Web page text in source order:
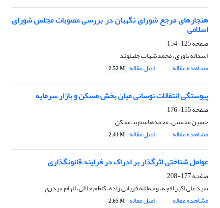
هنجارهای مرجع شورای نگهبان در بررسی مصوبات مجلس شورای
اسلامی
صفحه125-154
اسداله یاوری، محمدشهاب جلیلوند
مشاهده مقاله
اصل مقاله 2.52 M
پیوستگی انتقالات نوسانی میان بخش مسکن و بازار سرمایه
صفحه155-176
حسین محسنی، محمدهاشم بت‌شکن
مشاهده مقاله
اصل مقاله 2.41 M
عوامل شناختی اثرگذار بر ادراک در فرایند قانونگذاری
صفحه177-208
سیدعلی اکبر افجه، وجه‌الله قربانی زاده، کاظم جلالی، الهام حیدری
مشاهده مقاله
اصل مقاله 2.65 M